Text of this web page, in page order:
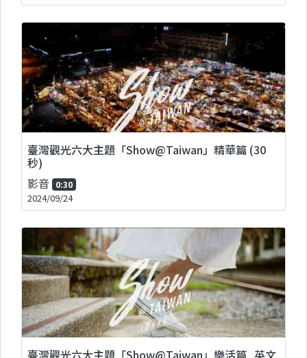
臺灣觀光六大主題「Show@Taiwan」精華篇 (30
秒)
影音 0:30
2024/09/24
臺灣觀光六大主題「Show@Taiwan」樂活篇_英文